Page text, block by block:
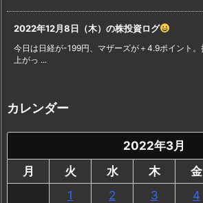
2022年12月8日（木）の株投資ログ
今日は日経が-199円、マザーズが＋4.9ポイント
上がっ ...
カレンダー
2022年3月
月
火 水 木 金
1
2 3 4